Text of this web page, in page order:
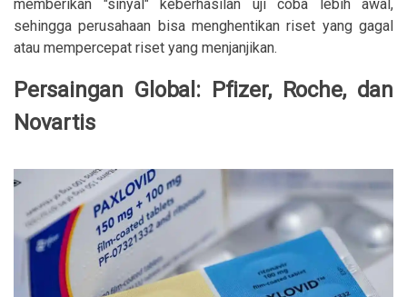
memberikan "sinyal" keberhasilan uji coba lebih awal,
sehingga perusahaan bisa menghentikan riset yang gagal
atau mempercepat riset yang menjanjikan.
Persaingan Global: Pfizer, Roche, dan
Novartis